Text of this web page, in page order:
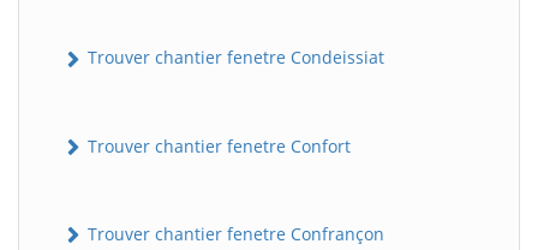
Trouver chantier fenetre Condeissiat
Trouver chantier fenetre Confort
Trouver chantier fenetre Confrançon